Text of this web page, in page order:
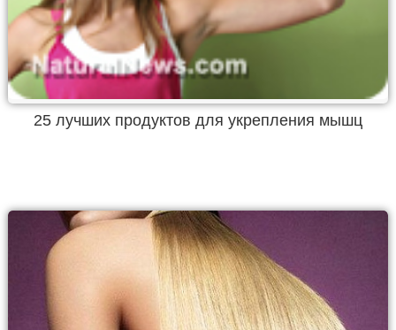
25 лучших продуктов для укрепления мышц